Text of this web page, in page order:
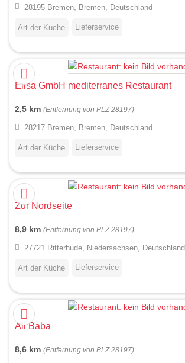
28195 Bremen, Bremen, Deutschland
Art der Küche Lieferservice
Elisa GmbH mediterranes Restaurant
2,5 km (Entfernung von PLZ 28197)
28217 Bremen, Bremen, Deutschland
Art der Küche Lieferservice
Zur Nordseite
8,9 km (Entfernung von PLZ 28197)
27721 Ritterhude, Niedersachsen, Deutschland
Art der Küche Lieferservice
Ali Baba
8,6 km (Entfernung von PLZ 28197)